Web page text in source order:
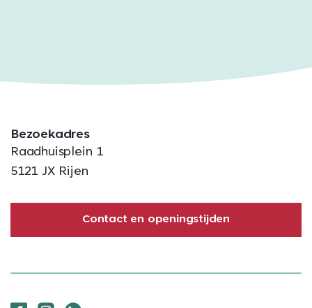
Bezoekadres
Raadhuisplein 1
5121 JX Rijen
Contact en openingstijden